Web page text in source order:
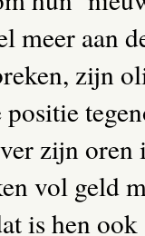
meer aan
zijn
positie
zijn
vol geld
is hen